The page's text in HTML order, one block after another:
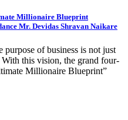
Millionaire Blueprint
Mr. Devidas Shravan Naikare
of business is not just
this vision, the grand four-
Millionaire Blueprint”